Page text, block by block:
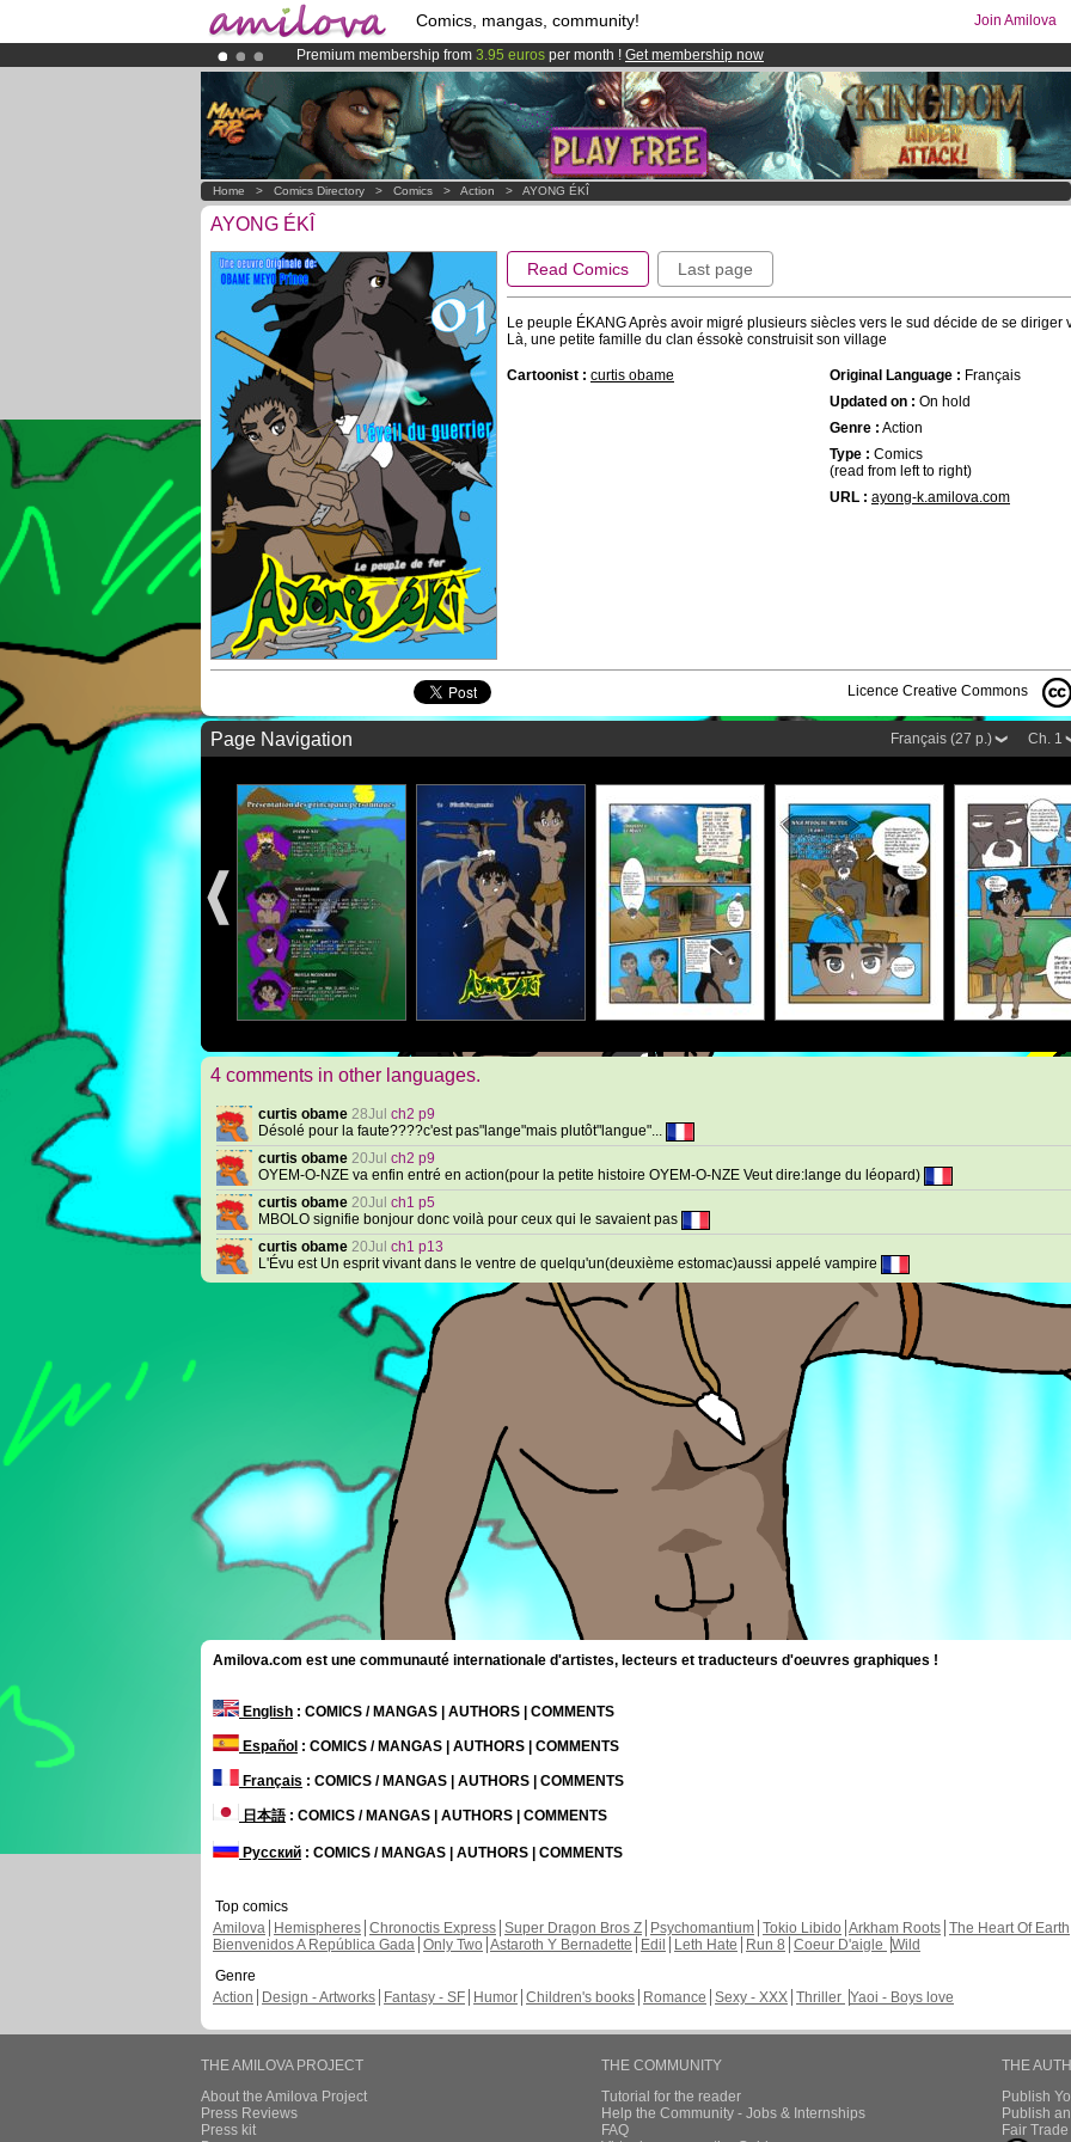
Comics, mangas, community! Join Amilova
Premium membership from 3.95 euros per month ! Get membership now
Already 134393membersand 1208comics & mangas!.
AmilovaKickstarter is now LIVE!.
Home > Comics Directory > Comics > Action > AYONG ÉKÎ
AYONG ÉKÎ
Read Comics Last page
Le peuple ÉKANG Après avoir migré plusieurs siècles vers le sud décide de se diriger
Là, une petite famille du clan éssokè construisit son village
Cartoonist : curtis obame Original Language : Français
Updated on : On hold
Genre : Action
Type : Comics
(read from left to right)
URL : ayong-k.amilova.com
Licence Creative Commons
Ch. 1
Français (27 p.)
Page Navigation
4 comments in other languages.
curtis obame 28Jul ch2 p9
Désolé pour la faute????c'est pas"lange"mais plutôt"langue"...
curtis obame 20Jul ch2 p9
OYEM-O-NZE va enfin entré en action(pour la petite histoire OYEM-O-NZE Veut dire:lange du léopard)
curtis obame 20Jul ch1 p5
MBOLO signifie bonjour donc voilà pour ceux qui le savaient pas
curtis obame 20Jul ch1 p13
L'Évu est Un esprit vivant dans le ventre de quelqu'un(deuxième estomac)aussi appelé vampire
Amilova.com est une communauté internationale d'artistes, lecteurs et traducteurs d'oeuvres graphiques !
English : COMICS / MANGAS | AUTHORS | COMMENTS
Español : COMICS / MANGAS | AUTHORS | COMMENTS
Français : COMICS / MANGAS | AUTHORS | COMMENTS
日本語: COMICS / MANGAS | AUTHORS | COMMENTS
Русский : COMICS / MANGAS | AUTHORS | COMMENTS
Top comics
Amilova
Hemispheres Chronoctis Express Super Dragon Bros Z Psychomantium Tokio Libido Arkham Roots The Heart Of Earth
Bienvenidos A República Gada Only Two Astaroth Y Bernadette Edil Leth Hate Run 8 Coeur D'aigle Wild
Genre
Action
Design - Artworks Fantasy - SF Humor Children's books Romance Sexy - XXX Thriller Yaoi - Boys love
THE AMILOVA PROJECT
About the Amilova Project
Press Reviews
Press kit
THE COMMUNITY
Tutorial for the reader
Help the Community - Jobs & Internships
FAQ
THE
Publish
Publish
Fair